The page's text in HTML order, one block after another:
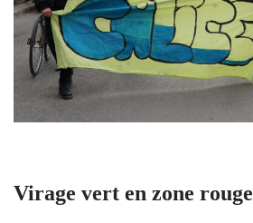
Virage vert en zone rouge